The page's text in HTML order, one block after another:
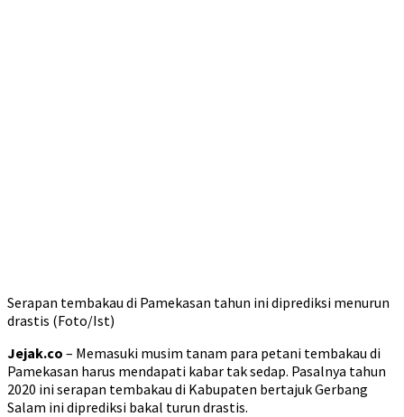
Serapan tembakau di Pamekasan tahun ini diprediksi menurun
drastis (Foto/Ist)
Jejak.co – Memasuki musim tanam para petani tembakau di
Pamekasan harus mendapati kabar tak sedap. Pasalnya tahun
2020 ini serapan tembakau di Kabupaten bertajuk Gerbang
Salam ini diprediksi bakal turun drastis.